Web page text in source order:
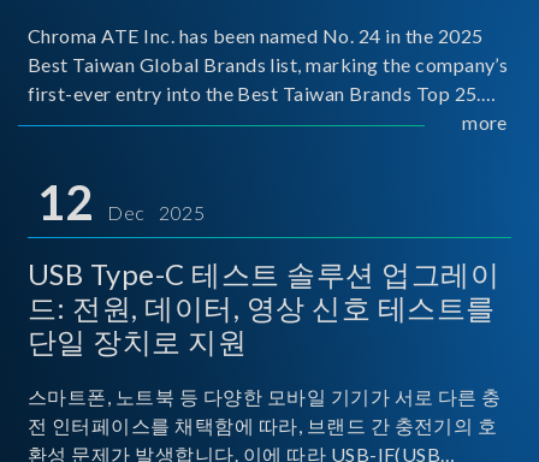
Chroma ATE Inc. has been named No. 24 in the 2025
Best Taiwan Global Brands list, marking the company’s
first-ever entry into the Best Taiwan Brands Top 25.
This recognition represents a significant milestone for
more
12 Dec 2025
USB Type-C 테스트 솔루션 업그레이
드: 전원, 데이터, 영상 신호 테스트를
단일 장치로 지원
스마트폰, 노트북 등 다양한 모바일 기기가 서로 다른 충
전 인터페이스를 채택함에 따라, 브랜드 간 충전기의 호
환성 문제가 발생합니다. 이에 따라 USB-IF(USB